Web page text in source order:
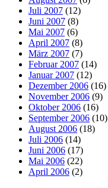
Juli 2007 (12)
Juni 2007 (8)
Mai 2007 (6)
April 2007 (8)
März 2007 (7)
Februar 2007 (14)
Januar 2007 (12)
Dezember 2006 (16)
November 2006 (9)
Oktober 2006 (16)
September 2006 (10)
August 2006 (18)
Juli 2006 (14)
Juni 2006 (17)
Mai 2006 (22)
April 2006 (2)